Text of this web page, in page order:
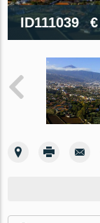
ID111039 €